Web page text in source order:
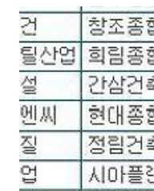
HRSG 6기 납품을 위한 사전
HRSG(Heat Recovery
가스터빈에서 연소된 후 배출
용해 스팀터빈을 구동하는 발
자재다. 두산건설 관계자
원..